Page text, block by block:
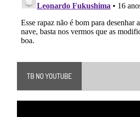
TB NO YOUTUBE